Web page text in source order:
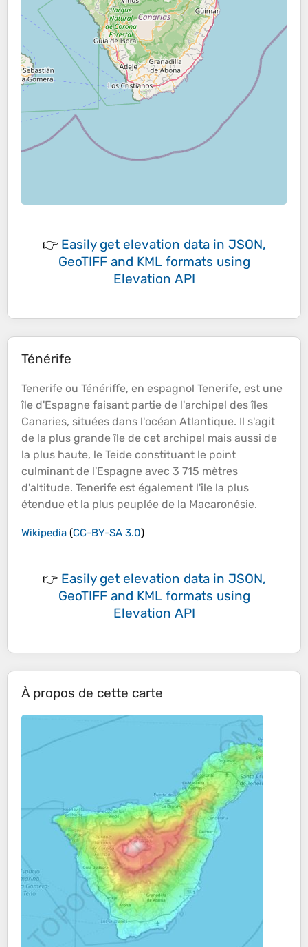
👉 Easily get elevation data in JSON,
GeoTIFF and KML formats using
Elevation API
Ténérife
Tenerife ou Ténériffe, en espagnol Tenerife, est une
île d'Espagne faisant partie de l'archipel desîles
Canaries, situées dans l'océan Atlantique. Il s'agit
de la plus grandeîle de cet archipel mais aussi de
la plus haute, le Teide constituant le point
culminant de l'Espagne avec 3 715 mètres
d'altitude. Tenerife est également l'île la plus
étendue et la plus peuplée de la Macaronésie.
Wikipedia (CC-BY-SA 3.0)
👉 Easily get elevation data in JSON,
GeoTIFF and KML formats using
Elevation API
À propos de cette carte